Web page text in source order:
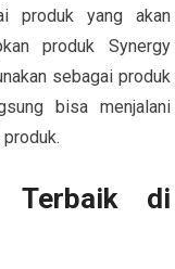
produk yang akan
produk Synergy
sebagai produk
bisa menjalani
Terbaik di